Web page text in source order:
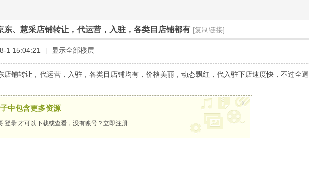
东、慧采店铺转让，代运营，入驻，各类目店铺都有 [复制链接]
1 15:04:21 | 显示全部楼层
店铺转让，代运营，入驻，各类目店铺均有，价格美丽，动态飘红，代入驻下店速度快，不过全退
中包含更多资源
登录 才可以下载或查看，没有账号？立即注册
x